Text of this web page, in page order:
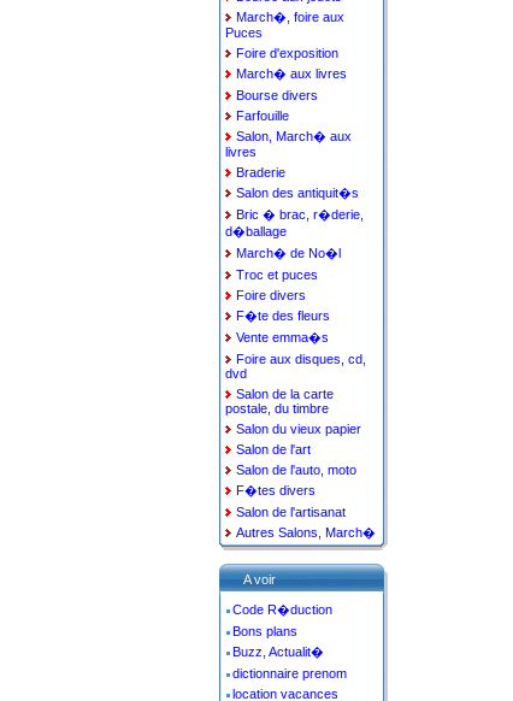
March�, foire aux
Puces
Foire d'exposition
March� aux livres
Bourse divers
Farfouille
Salon, March� aux
livres
Braderie
Salon des antiquit�s
Bric � brac, r�derie,
d�ballage
March� de No�l
Troc et puces
Foire divers
F�te des fleurs
Vente emma�s
Foire aux disques, cd,
dvd
Salon de la carte
postale, du timbre
Salon du vieux papier
Salon de l'art
Salon de l'auto, moto
F�tes divers
Salon de l'artisanat
Autres Salons, March�
A voir
Code R�duction
Bons plans
Buzz, Actualit�
dictionnaire prenom
location vacances